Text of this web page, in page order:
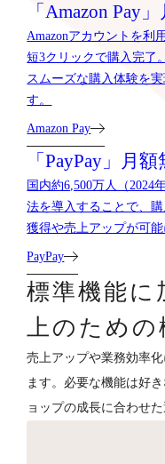
「Amazon Pay
Amazonアカウントを利
短3クリックで購入完了
スムーズな購入体験を
す。
Amazon Pay
「PayPay」月
国内約6,500万人（2024
法を導入することで、
獲得や売上アップが可能
PayPay
標準機能に
上のための
売上アップや業務効率
ます。必要な機能は好
ョップの成長に合わせ